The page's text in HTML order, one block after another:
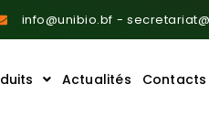
info@unibio.bf -
Actualités Contacts